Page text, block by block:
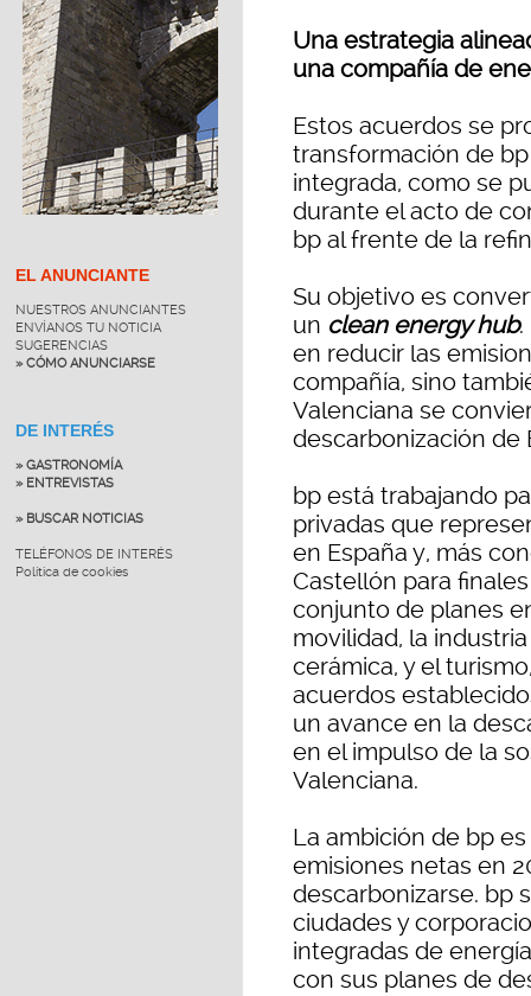
EL ANUNCIANTE
NUESTROS ANUNCIANTES
ENVÍANOS TU NOTICIA
SUGERENCIAS
» CÓMO ANUNCIARSE
DE INTERÉS
» GASTRONOMÍA
» ENTREVISTAS
» BUSCAR NOTICIAS
TELÉFONOS DE INTERÉS
Política de cookies
Una estrategia
una compañía de
Estos acuerdos se
transformación de
integrada, como se
durante el acto de
bp al frente de la
Su objetivo es
un clean energy hub.
en reducir las
compañía, sino
Valenciana se
descarbonización de
bp está trabajando
privadas que
en España y, más
Castellón para
conjunto de planes
movilidad, la
cerámica, y el
acuerdos
un avance en la
en el impulso de la
Valenciana.
La ambición de bp
emisiones netas en
descarbonizarse. bp
ciudades y
integradas de
con sus planes de